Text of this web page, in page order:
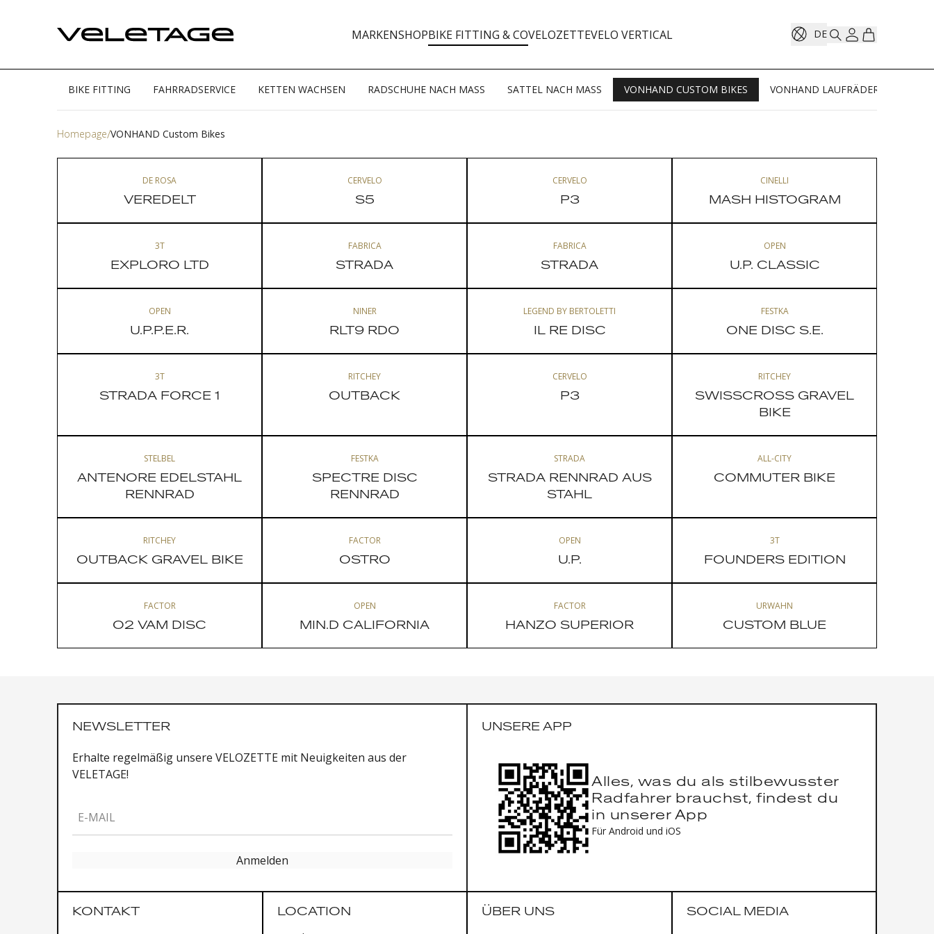
MARKENSHOPBIKE FITTING & COVELOZETTEVELO VERTICAL DE
BIKE FITTING FAHRRADSERVICE KETTEN WACHSEN RADSCHUHE NACH MASS SATTEL NACH MASS VONHAND CUSTOM BIKES VONHAND LAUFRÄDER
Homepage VONHAND Custom Bikes
DE ROSA
VEREDELT
CERVELO
S5
CERVELO
P3
CINELLI
MASH HISTOGRAM
3T
EXPLORO LTD
FABRICA
STRADA
FABRICA
STRADA
OPEN
U.P. CLASSIC
OPEN
U.P.P.E.R.
NINER
RLT9 RDO
LEGEND BY BERTOLETTI
IL RE DISC
FESTKA
ONE DISC S.E.
3T
STRADA FORCE 1
RITCHEY
OUTBACK
CERVELO
P3
RITCHEY
SWISSCROSS GRAVEL
BIKE
STELBEL
ANTENORE EDELSTAHL
RENNRAD
FESTKA
SPECTRE DISC
RENNRAD
STRADA
STRADA RENNRAD AUS
STAHL
ALL-CITY
COMMUTER BIKE
RITCHEY
OUTBACK GRAVEL BIKE
FACTOR
OSTRO
OPEN
U.P.
3T
FOUNDERS EDITION
FACTOR
O2 VAM DISC
OPEN
MIN.D CALIFORNIA
FACTOR
HANZO SUPERIOR
URWAHN
CUSTOM BLUE
NEWSLETTER
Erhalte regelmäßig unsere VELOZETTE mit Neuigkeiten aus der
VELETAGE!
E-MAIL
Anmelden
UNSERE APP
Alles, was du als stilbewusster
Radfahrer brauchst, findest du
in unserer App
Für Android und iOS
KONTAKT LOCATION ÜBER UNS SOCIAL MEDIA